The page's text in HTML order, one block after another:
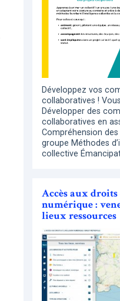
Développez vos
collaboratives !
Développer des
collaboratives en
Compréhension
groupe Méthodes
collective
Accès aux
numérique :
lieux ressources